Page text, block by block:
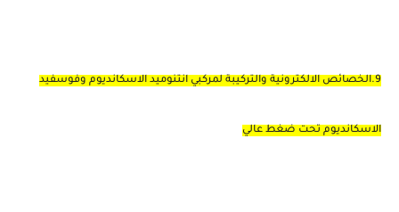
9.الخصائص الالكترونية والتركيبة لمركبي انتنوميد الاسكانديوم وفوسفيد
الاسكانديوم تحت ضغط عالي